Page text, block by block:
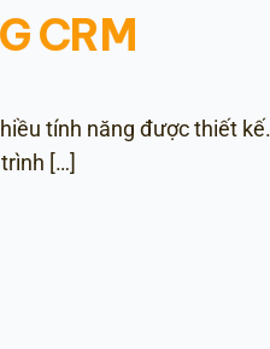
CRM
tính năng được thiết
[…]